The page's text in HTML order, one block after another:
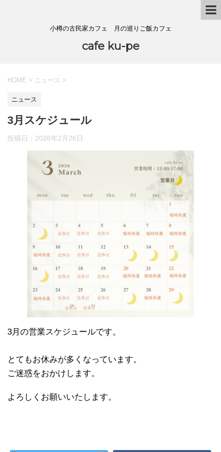
小樽の古民家カフェ 月の巡りご飯カフェ
cafe ku-pe
HOME > ニュース >
ニュース
3月スケジュール
投稿日： 2026年2月26日
3月の営業スケジュールです。
とてもお休みが多くなっています。
ご迷惑をおかけします。
よろしくお願いいたします。